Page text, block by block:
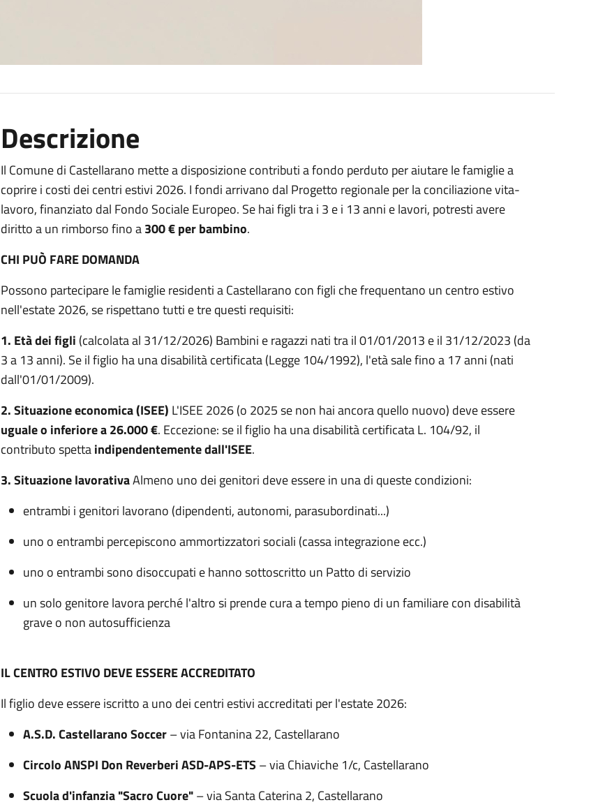
Descrizione
Il Comune di Castellarano mette a disposizione contributi a fondo perduto per aiutare le famiglie a
coprire i costi dei centri estivi 2026. I fondi arrivano dal Progetto regionale per la conciliazione vita-
lavoro, finanziato dal Fondo Sociale Europeo. Se hai figli tra i 3 e i 13 anni e lavori, potresti avere
diritto a un rimborso fino a300 € per bambino.
CHI PUÒ FARE DOMANDA
Possono partecipare le famiglie residenti a Castellarano con figli che frequentano un centro estivo
nell'estate 2026, se rispettano tutti e tre questi requisiti:
1. Età dei figli (calcolata al 31/12/2026) Bambini e ragazzi nati tra il 01/01/2013 e il 31/12/2023 (da
3 a 13 anni). Se il figlio ha una disabilità certificata (Legge 104/1992), l'età sale fino a 17 anni (nati
dall'01/01/2009).
2. Situazione economica (ISEE) L'ISEE 2026 (o 2025 se non hai ancora quello nuovo) deve essere
uguale o inferiore a 26.000 €. Eccezione: se il figlio ha una disabilità certificata L. 104/92, il
contributo spettaindipendentemente dall'ISEE.
3. Situazione lavorativaAlmeno uno dei genitori deve essere in una di queste condizioni:
entrambi i genitori lavorano (dipendenti, autonomi, parasubordinati...)
uno o entrambi percepiscono ammortizzatori sociali (cassa integrazione ecc.)
uno o entrambi sono disoccupati e hanno sottoscritto un Patto di servizio
un solo genitore lavora perché l'altro si prende cura a tempo pieno di un familiare con disabilità
grave o non autosufficienza
IL CENTRO ESTIVO DEVE ESSERE ACCREDITATO
Il figlio deve essere iscritto a uno dei centri estivi accreditati per l'estate 2026:
A.S.D. Castellarano Soccer– via Fontanina 22, Castellarano
Circolo ANSPI Don Reverberi ASD-APS-ETS – via Chiaviche 1/c, Castellarano
Scuola d'infanzia "Sacro Cuore"– via Santa Caterina 2, Castellarano